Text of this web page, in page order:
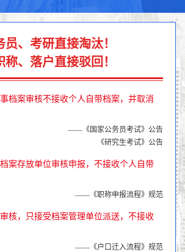
员、考研直接淘汰！
称、落户直接驳回！
档案审核不接收个人自带档案，并取消
——《国家公务员考试》公告
《研究生考试》公告
案存放单位审核申报，不接收个人自带
——《职称申报流程》规范
核，只接受档案管理单位派送，不接收
——《户口迁入流程》规范